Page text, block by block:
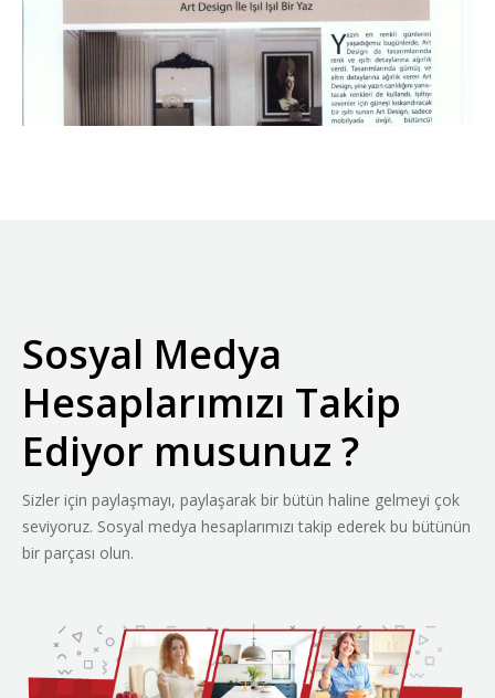
Sosyal Medya
Hesaplarımızı Takip
Ediyor musunuz ?
Sizler için paylaşmayı, paylaşarak bir bütün haline gelmeyi çok
seviyoruz. Sosyal medya hesaplarımızı takip ederek bu bütünün
bir parçası olun.